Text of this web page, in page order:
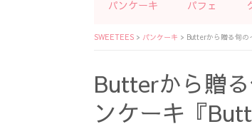
パンケーキ パフェ
SWEETEES > パンケーキ > Butterから贈る旬の
Butterから贈
ンケーキ『